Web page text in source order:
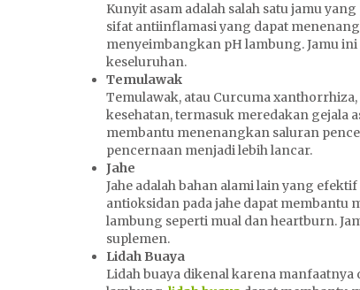
Kunyit asam adalah salah satu jamu
sifat antiinflamasi yang dapat
menyeimbangkan pH lambung. Jamu
keseluruhan.
Temulawak
Temulawak, atau Curcuma
kesehatan, termasuk meredakan
membantu menenangkan saluran
pencernaan menjadi lebih lancar.
Jahe
Jahe adalah bahan alami lain yang
antioksidan pada jahe dapat membantu
lambung seperti mual dan heartburn.
suplemen.
Lidah Buaya
Lidah buaya dikenal karena